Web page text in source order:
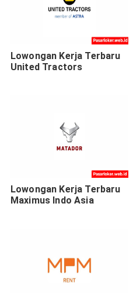
Lowongan Kerja Terbaru
United Tractors
Lowongan Kerja Terbaru
Maximus Indo Asia